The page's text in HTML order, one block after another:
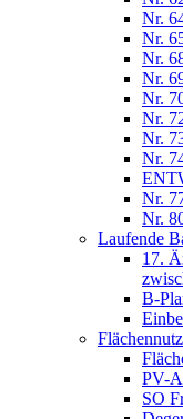
Nr.
Nr.
Nr.
Nr.
Nr.
Nr.
Nr.
Nr.
Nr.
Nr.
Laufende
17.
B-
PV-
SO